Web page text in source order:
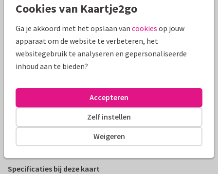
Productinformatie
beetje op te vrolijken!
Alle kaarten zijn helemaal naar wens aan te passen
Tigermouse
Specificaties bij deze kaart
Cookies van Kaartje2go
Ga je akkoord met het opslaan van cookies op jouw
apparaat om de website te verbeteren, het
websitegebruik te analyseren en gepersonaliseerde
inhoud aan te bieden?
Weigeren
Zelf instellen
Accepteren